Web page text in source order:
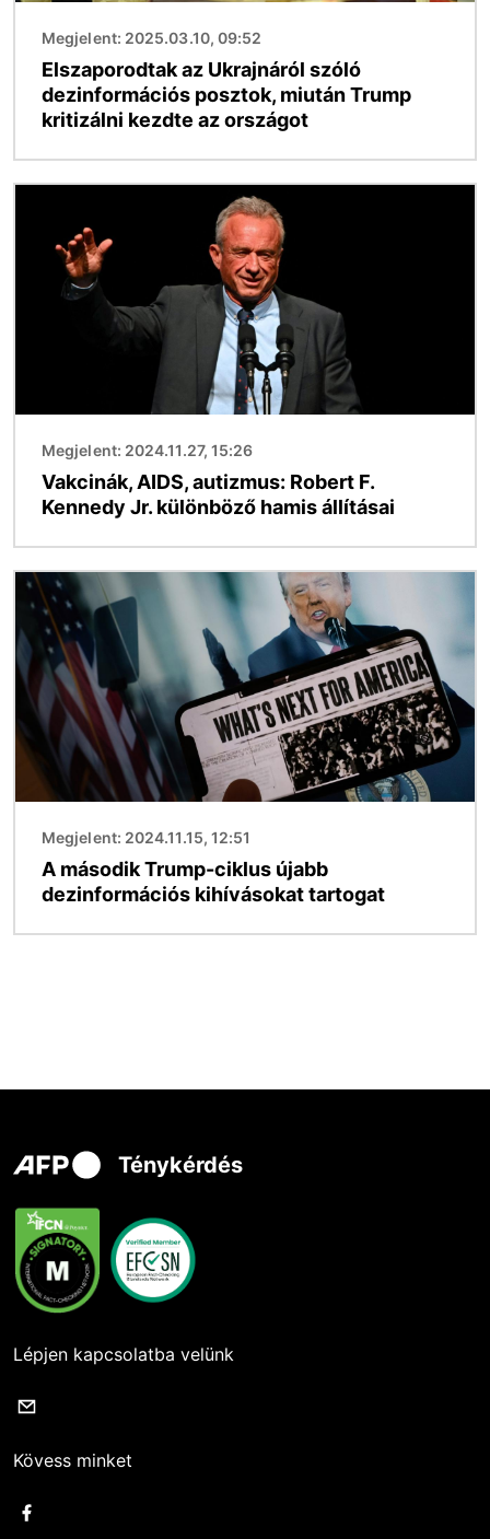
Megjelent: 2025.03.10, 09:52
Elszaporodtak az Ukrajnáról szóló
dezinformációs posztok, miután Trump
kritizálni kezdte az országot
Megjelent: 2024.11.27, 15:26
Vakcinák, AIDS, autizmus: Robert F.
Kennedy Jr. különböző hamis állításai
Kép
Megjelent: 2024.11.15, 12:51
A második Trump-ciklus újabb
dezinformációs kihívásokat tartogat
Ténykérdés
Lépjen kapcsolatba velünk
Kövess minket